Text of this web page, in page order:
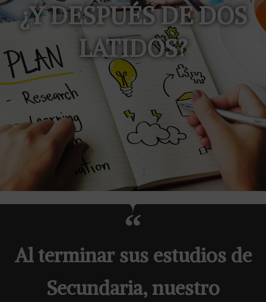
¿Y DESPUÉS DE DOS
LATIDOS?
Al terminar sus estudios de
Secundaria, nuestro